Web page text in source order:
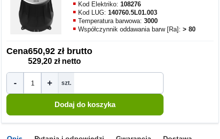
Kod Elektriko:108276
Kod LUG:140760.5L01.003
Temperatura barwowa:3000
Współczynnik oddawania barw [Ra]:> 80
Cena650,92 zł brutto
529,20 zł netto
- + szt.